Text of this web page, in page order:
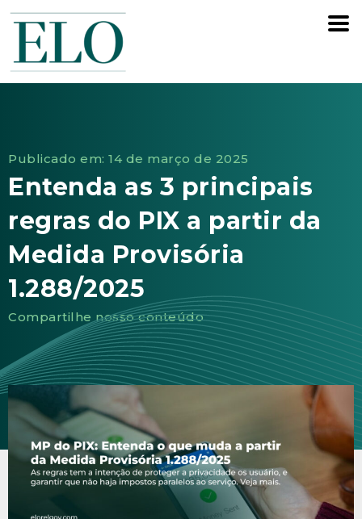
Publicado em: 14 de março de 2025
Entenda as 3 principais
regras do PIX a partir da
Medida Provisória
1.288/2025
Compartilhe nosso conteúdo